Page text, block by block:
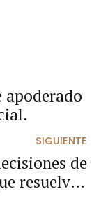
SIGUIENTE
de
resuelven